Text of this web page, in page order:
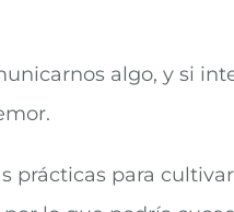
algo, y si
para